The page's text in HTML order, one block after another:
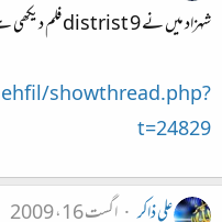
شہزاد میں نے distrist 9 فلم دیکھی ہے اچھی اس کو دیکھنا یہ دھاگہ ہے ادھر دیکھو
showthread.php?
t=24829
علی ذاکر
اگست 16، 2009